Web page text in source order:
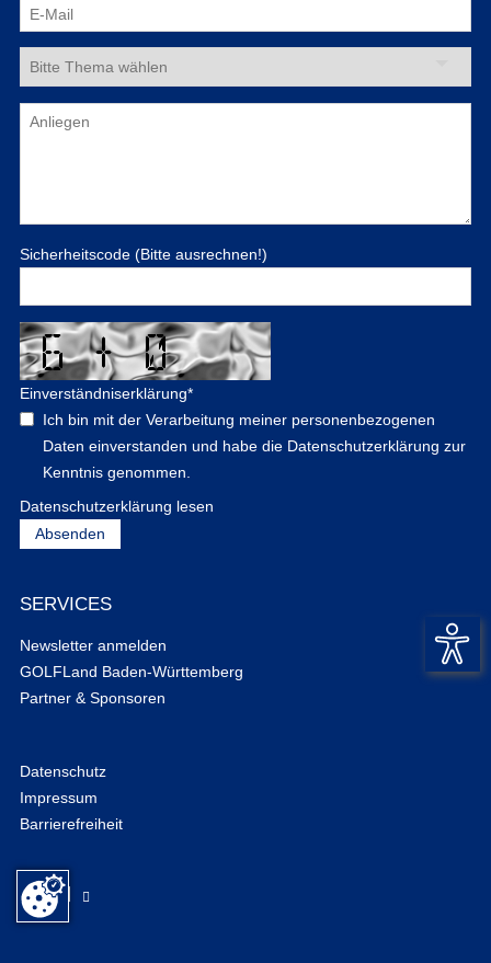
Sicherheitscode (Bitte ausrechnen!)
Einverständniserklärung*
Ich bin mit der Verarbeitung meiner personenbezogenen
Daten einverstanden und habe die Datenschutzerklärung zur
Kenntnis genommen.
Datenschutzerklärung lesen
SERVICES
Newsletter anmelden
GOLFLand Baden-Württemberg
Partner & Sponsoren
Datenschutz
Impressum
Barrierefreiheit